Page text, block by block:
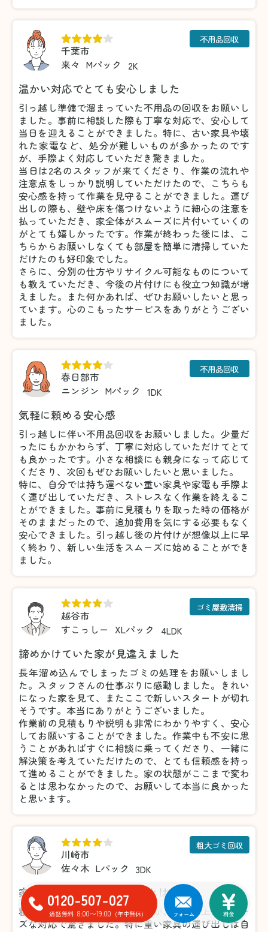
千葉市
来々 Mパック 2K
不用品回収
温かい対応でとても安心しました
引っ越し準備で溜まっていた不用品の回収をお願いし
ました。事前に相談した際も丁寧な対応で、安心して
当日を迎えることができました。特に、古い家具や壊
れた家電など、処分が難しいものが多かったのです
が、手際よく対応していただき驚きました。
当日は2名のスタッフが来てくださり、作業の流れや
注意点をしっかり説明していただけたので、こちらも
安心感を持って作業を見守ることができました。運び
出しの際も、壁や床を傷つけないように細心の注意を
払っていただき、家全体がスムーズに片付いていくの
がとても嬉しかったです。作業が終わった後には、こ
ちらからお願いしなくても部屋を簡単に清掃していた
だけたのも好印象でした。
さらに、分別の仕方やリサイクル可能なものについて
も教えていただき、今後の片付けにも役立つ知識が増
えました。また何かあれば、ぜひお願いしたいと思っ
ています。心のこもったサービスをありがとうござい
ました。
春日部市
ニンジン Mパック 1DK
不用品回収
気軽に頼める安心感
引っ越しに伴い不用品回収をお願いしました。少量だ
ったにもかかわらず、丁寧に対応していただけてとて
も良かったです。小さな相談にも親身になって応じて
くださり、次回もぜひお願いしたいと思いました。
特に、自分では持ち運べない重い家具や家電も手際よ
く運び出していただき、ストレスなく作業を終えるこ
とができました。事前に見積もりを取った時の価格が
そのままだったので、追加費用を気にする必要もなく
安心できました。引っ越し後の片付けが想像以上に早
く終わり、新しい生活をスムーズに始めることができ
ました。
越谷市
すこっしー
XLパック 4LDK
ゴミ屋敷清掃
諦めかけていた家が見違えました
長年溜め込んでしまったゴミの処理をお願いしまし
た。スタッフさんの仕事ぶりに感動しました。きれい
になった家を見て、またここで新しいスタートが切れ
そうです。本当にありがとうございました。
作業前の見積もりや説明も非常にわかりやすく、安心
してお願いすることができました。作業中も不安に思
うことがあればすぐに相談に乗ってくださり、一緒に
解決策を考えていただけたので、とても信頼感を持っ
て進めることができました。家の状態がここまで変わ
るとは思わなかったので、お願いして本当に良かった
と思います。
川崎市
佐々木 Lパック 3DK
粗大ゴミ回収
家具の処分がこんなに楽だとは！
粗大ゴミの処分で利用しましたが、想像以上にスムー
ズな対応で驚きました。特に重い家具の運び出しは自
0120-507-027
通話無料 8:00〜19:00 (年中無休) フォーム 料金